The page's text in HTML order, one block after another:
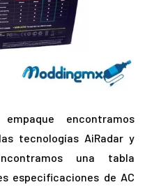
encontramos
tecnologías AiRadar y
una tabla
especificaciones de AC